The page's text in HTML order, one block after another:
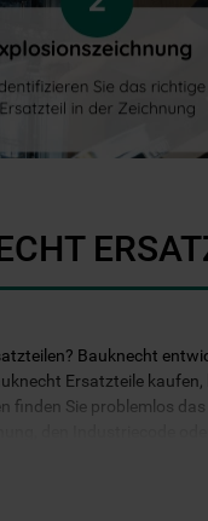
Bauknecht
Ersatzteile
finden Sie problemlos
den Industriecode
Ersatzteil.